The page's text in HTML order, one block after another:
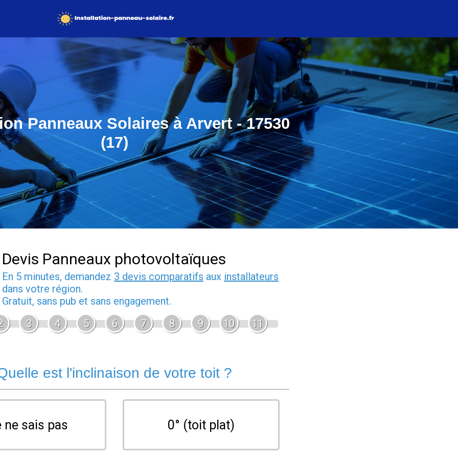
Panneaux Solaires à Arvert - 17530
(17)
Devis Panneaux photovoltaïques
En 5 minutes, demandez 3 devis comparatifs aux installateurs
dans votre région.
Gratuit, sans pub et sans engagement.
3 4 5 6 7 8 9 10 11
est l'inclinaison de votre toit ?
ne sais pas 0° (toit plat)